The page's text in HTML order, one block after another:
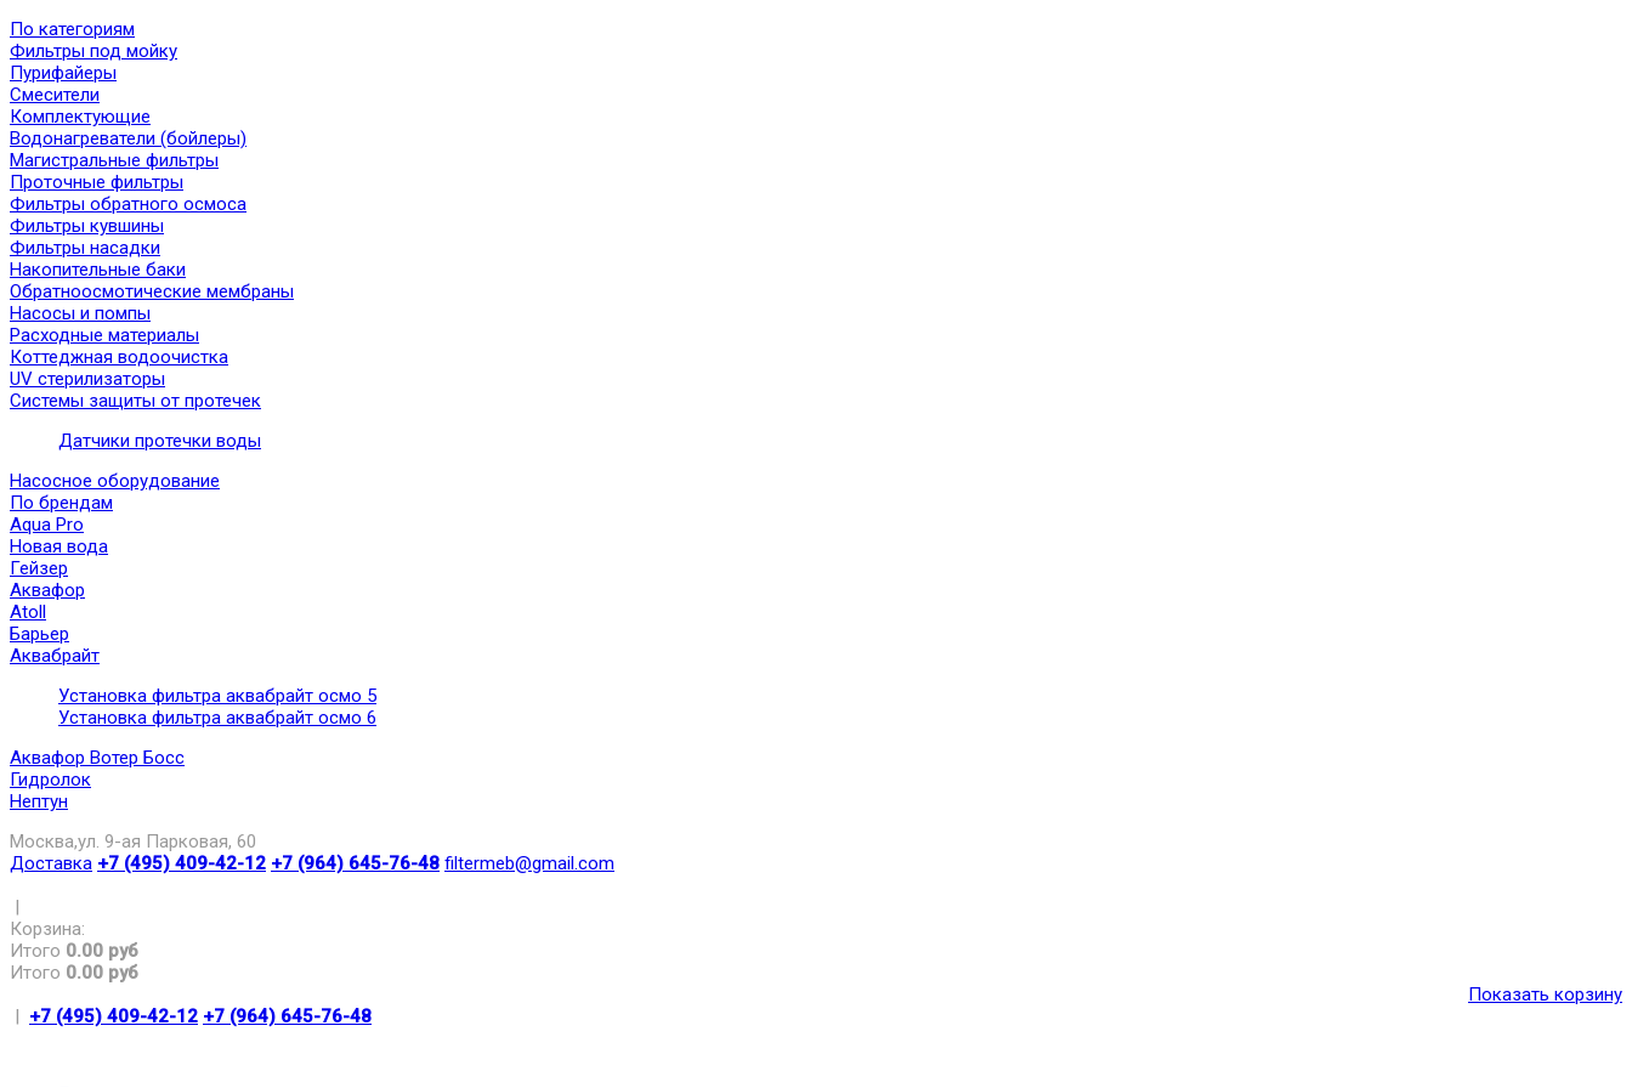
По категориям
Фильтры под мойку
Пурифайеры
Смесители
Комплектующие
Водонагреватели (бойлеры)
Магистральные фильтры
Проточные фильтры
Фильтры обратного осмоса
Фильтры кувшины
Фильтры насадки
Накопительные баки
Обратноосмотические мембраны
Насосы и помпы
Расходные материалы
Коттеджная водоочистка
UV стерилизаторы
Системы защиты от протечек
Датчики протечки воды
Насосное оборудование
По брендам
Aqua Pro
Новая вода
Гейзер
Аквафор
Atoll
Барьер
Аквабрайт
Установка фильтра аквабрайт осмо 5
Установка фильтра аквабрайт осмо 6
Аквафор Вотер Босс
Гидролок
Нептун
Москва,ул. 9-ая Парковая, 60
Доставка +7 (495) 409-42-12 +7 (964) 645-76-48 filtermeb@gmail.com
|
Корзина:
Итого 0.00 руб
Итого 0.00 руб
Показать корзину
| +7 (495) 409-42-12 +7 (964) 645-76-48